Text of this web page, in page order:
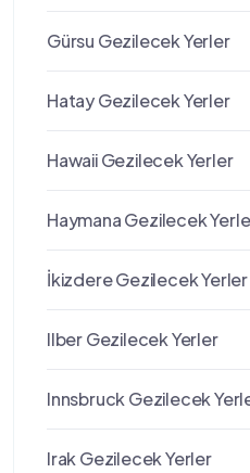
Gürsu Gezilecek Yerler
Hatay Gezilecek Yerler
Hawaii Gezilecek Yerler
Haymana Gezilecek
İkizdere Gezilecek Yerler
Ilber Gezilecek Yerler
Innsbruck Gezilecek
Irak Gezilecek Yerler